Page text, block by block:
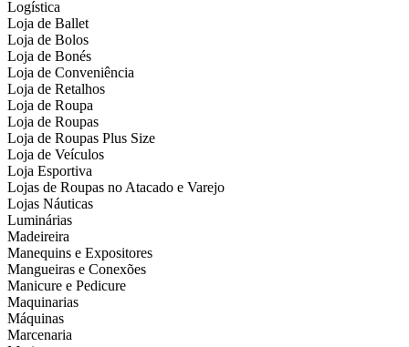
Logística
Loja de Ballet
Loja de Bolos
Loja de Bonés
Loja de Conveniência
Loja de Retalhos
Loja de Roupa
Loja de Roupas
Loja de Roupas Plus Size
Loja de Veículos
Loja Esportiva
Lojas de Roupas no Atacado e Varejo
Lojas Náuticas
Luminárias
Madeireira
Manequins e Expositores
Mangueiras e Conexões
Manicure e Pedicure
Maquinarias
Máquinas
Marcenaria